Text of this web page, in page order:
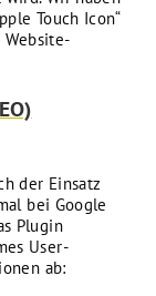
Touch Icon“
der Einsatz
bei Google
Plugin
User-
ab: